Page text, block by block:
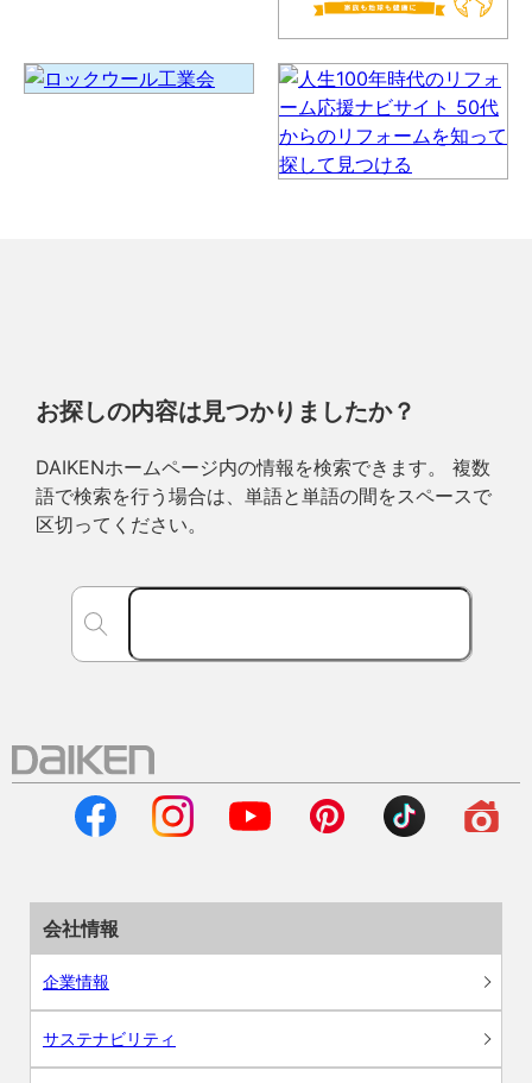
お探しの内容は見つかりましたか？
DAIKENホームページ内の情報を検索できます。 複数
語で検索を行う場合は、単語と単語の間をスペースで
区切ってください。
会社情報
企業情報
サステナビリティ